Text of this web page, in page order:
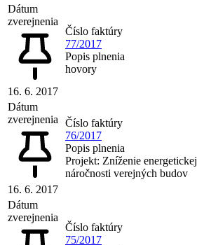
Dátum
zverejnenia
16. 6. 2017
Číslo faktúry
77/2017
Popis plnenia
hovory
Dátum
zverejnenia
16. 6. 2017
Číslo faktúry
76/2017
Popis plnenia
Projekt: Zníženie energetickej
náročnosti verejných budov
Dátum
zverejnenia
Číslo faktúry
75/2017